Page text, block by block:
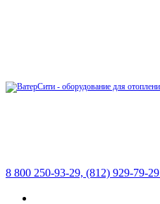
8 800 250-93-29, (812) 929-79-29